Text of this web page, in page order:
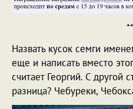
Назвать кусок семги
еще и написать вместо
считает Георгий. С другой
разница? Чебуреки,